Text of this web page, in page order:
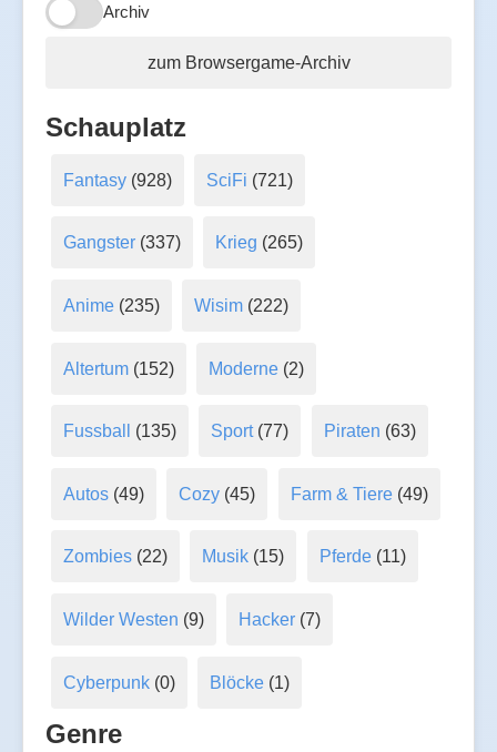
Archiv
zum Browsergame-Archiv
Schauplatz
Fantasy(928) SciFi (721)
Gangster(337) Krieg (265)
Anime(235) Wisim (222)
Altertum(152) Moderne (2)
Fussball (135) Sport(77) Piraten (63)
Autos(49) Cozy (45) Farm & Tiere(49)
Zombies(22) Musik (15) Pferde(11)
Wilder Westen (9) Hacker (7)
Cyberpunk(0) Blöcke (1)
Genre